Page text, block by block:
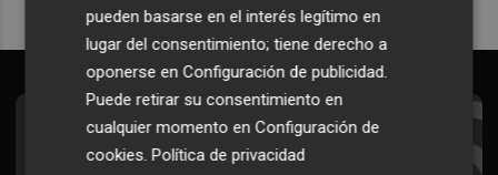
Suscríbete al Boletín
pueden basarse en el interés legítimo en
lugar del consentimiento; tiene derecho a
oponerse enConfiguración de publicidad.
Puede retirar su consentimiento en
cualquier momento enConfiguración de
cookies.Política de privacidad